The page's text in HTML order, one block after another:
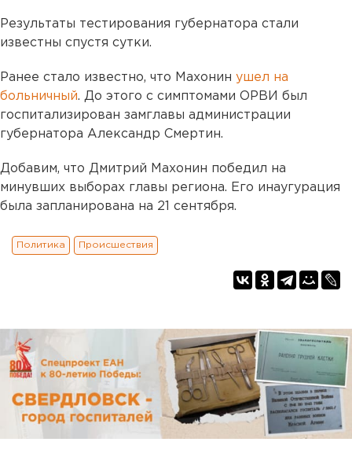
Результаты тестирования губернатора стали
известны спустя сутки.
Ранее стало известно, что Махонин ушел на
больничный. До этого с симптомами ОРВИ был
госпитализирован замглавы администрации
губернатора Александр Смертин.
Добавим, что Дмитрий Махонин победил на
минувших выборах главы региона. Его инаугурация
была запланирована на 21 сентября.
Политика Происшествия